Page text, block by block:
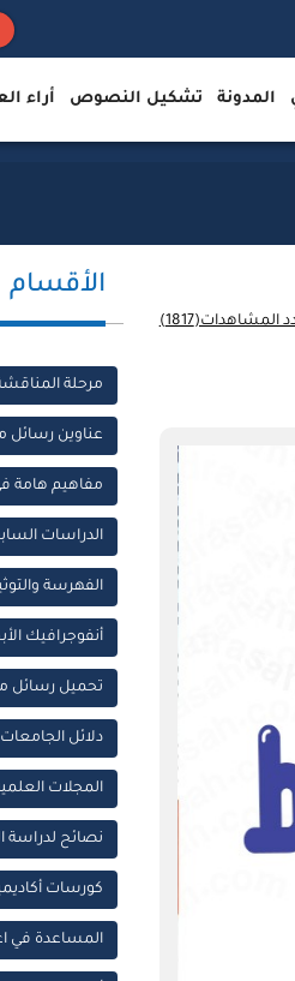
المدونة تشكيل النصوص أراء
المشاهدات(1817)
الأقسام
مرحلة
عناوين رسائل
مفاهيم هامة
الدراسات
الفهرسة
أنفوجرافيك
تحميل رسائل
دلائل الجامعات
المجلات
نصائح لدراسة
كورسات
المساعدة في